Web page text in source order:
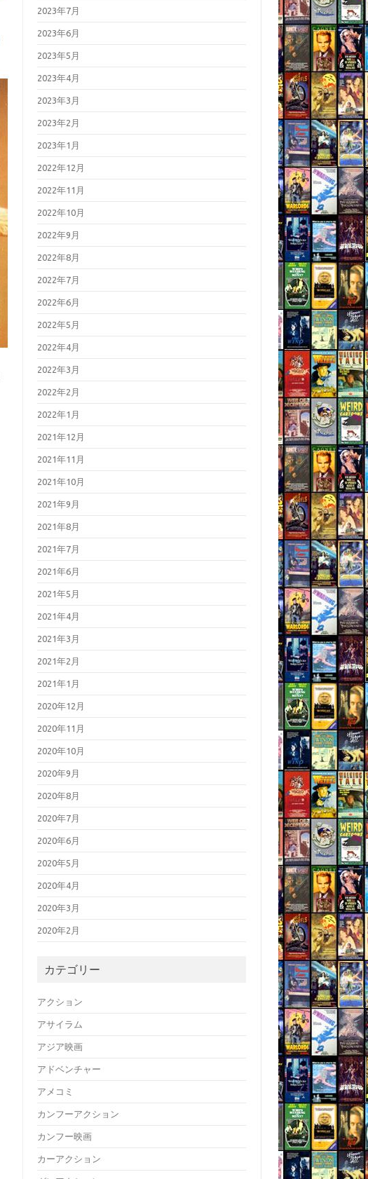
2023年7月
2023年6月
2023年5月
2023年4月
2023年3月
2023年2月
2023年1月
2022年12月
2022年11月
2022年10月
2022年9月
2022年8月
2022年7月
2022年6月
2022年5月
2022年4月
2022年3月
2022年2月
2022年1月
2021年12月
2021年11月
2021年10月
2021年9月
2021年8月
2021年7月
2021年6月
2021年5月
2021年4月
2021年3月
2021年2月
2021年1月
2020年12月
2020年11月
2020年10月
2020年9月
2020年8月
2020年7月
2020年6月
2020年5月
2020年4月
2020年3月
2020年2月
カテゴリー
アクション
アサイラム
アジア映画
アドベンチャー
アメコミ
カンフーアクション
カンフー映画
カーアクション